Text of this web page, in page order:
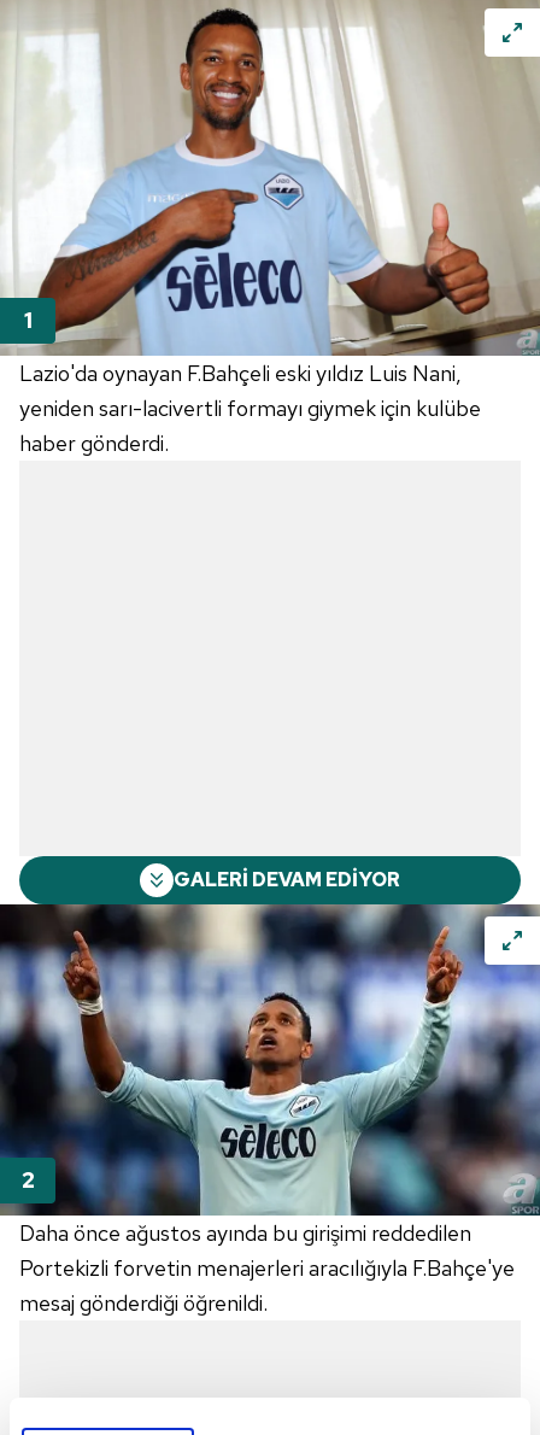
Lazio'da oynayan F.Bahçeli eski yıldız Luis Nani,
yeniden sarı-lacivertli formayı giymek için kulübe
haber gönderdi.
GALERİ DEVAM EDİYOR
Daha önce ağustos ayında bu girişimi reddedilen
Portekizli forvetin menajerleri aracılığıyla F.Bahçe'ye
mesaj gönderdiği öğrenildi.